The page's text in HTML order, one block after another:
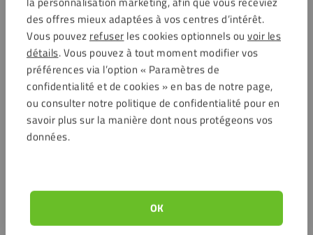
des offres mieux adaptées à vos centres d’intérêt.
Vous pouvezrefuserles cookies optionnels ou voir les
détails. Vous pouvez à tout moment modifier vos
préférences via l’option « Paramètres de
confidentialité et de cookies » en bas de notre page,
ou consulter notre politique de confidentialité pour en
savoir plus sur la manière dont nous protégeons vos
données.
OK
Étape 4
Retirez le film protecteur des deux côtés de la plaque
arrière et posez-la sur les 8 douilles des vis à livre sur
étroit est dirigé à l’opposé de vous, et sera en haut
une fois accroché. Vérifiez une dernière fois que le
maillot est bien positionné autour de la plaque